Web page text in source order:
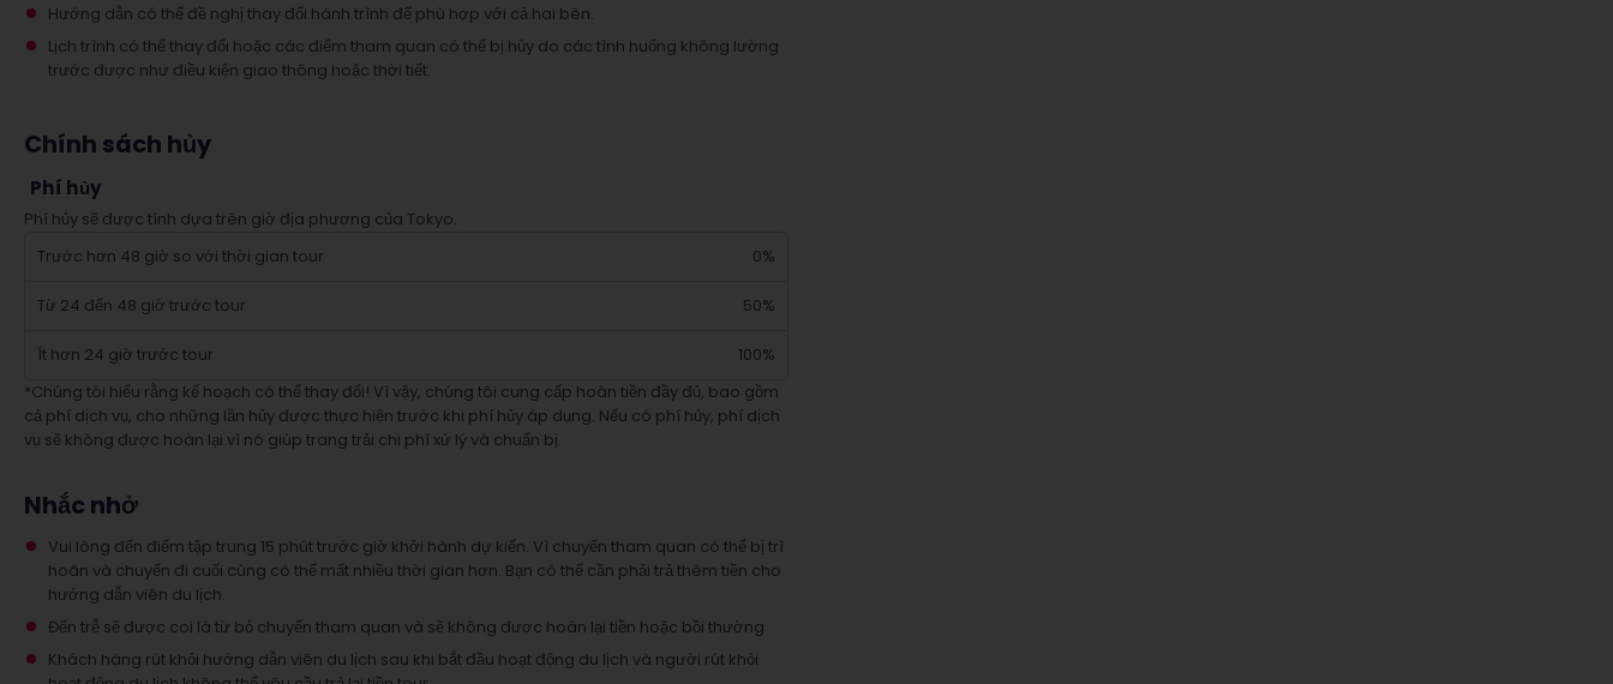
Hướng dẫn có thể đề nghị thay đổi hành trình để phù hợp với cả hai bên.
Lịch trình có thể thay đổi hoặc các điểm tham quan có thể bị hủy do các tình huống không lường
trước được như điều kiện giao thông hoặc thời tiết.
Chính sách hủy
Phí hủy
Phí hủy sẽ được tính dựa trên giờ địa phương của Tokyo.
Trước hơn 48 giờ so với thời gian tour
0%
Từ 24 đến 48 giờ trước tour 50%
Ít hơn 24 giờ trước tour
100%
*Chúng tôi hiểu rằng kế hoạch có thể thay đổi! Vì vậy, chúng tôi cung cấp hoàn tiền đầy đủ, bao gồm
cả phí dịch vụ, cho những lần hủy được thực hiện trước khi phí hủy áp dụng. Nếu có phí hủy, phí dịch
vụ sẽ không được hoàn lại vì nó giúp trang trải chi phí xử lý và chuẩn bị.
Nhắc nhở
Vui lòng đến điểm tập trung 15 phút trước giờ khởi hành dự kiến. Vì chuyến tham quan có thể bị trì
hoãn và chuyến đi cuối cùng có thể mất nhiều thời gian hơn. Bạn có thể cần phải trả thêm tiền cho
hướng dẫn viên du lịch.
Đến trễ sẽ được coi là từ bỏ chuyến tham quan và sẽ không được hoàn lại tiền hoặc bồi thường
Khách hàng rút khỏi hướng dẫn viên du lịch sau khi bắt đầu hoạt động du lịch và người rút khỏi